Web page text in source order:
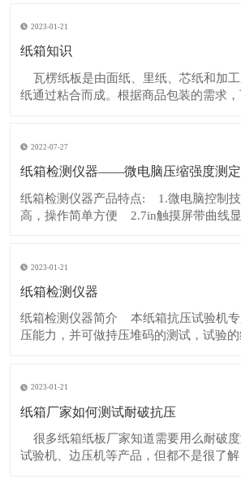
度由构成纸板之内层﹑外层及中隔原纸
定，与瓦楞芯纸无关。
2023-01-21
纸箱知识
瓦楞纸板是由面纸、里纸、芯纸和加
纸通过粘合而成。根据商品包装的需求
也有所不同。即使使用同样质量
2022-07-27
纸箱检测仪器——微电脑压缩强度测
纸箱检测仪器产品特点: 1.微电脑控制
高，操作简单方便 2.7in触摸屏带曲线
2023-01-21
纸箱检测仪器
纸箱检测仪器简介 本纸箱抗压试验机
压能力，并可做持压堆码的测试，试验
电线、五金、自行车、手提包、食品、药
2023-01-21
纸箱厂家如何测试耐破抗压
很多纸箱纸板厂家知道需要用么耐破
试验机、边压机等产品，但都不是很了